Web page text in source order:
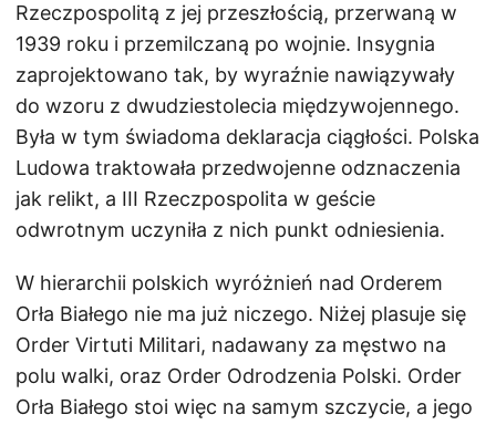
Rzeczpospolitą z jej przeszłością, przerwaną w
1939 roku i przemilczaną po wojnie. Insygnia
zaprojektowano tak, by wyraźnie nawiązywały
do wzoru z dwudziestolecia międzywojennego.
Była w tym świadoma deklaracja ciągłości. Polska
Ludowa traktowała przedwojenne odznaczenia
jak relikt, a III Rzeczpospolita w geście
odwrotnym uczyniła z nich punkt odniesienia.
W hierarchii polskich wyróżnień nad Orderem
Orła Białego nie ma już niczego. Niżej plasuje się
Order Virtuti Militari, nadawany za męstwo na
polu walki, oraz Order Odrodzenia Polski. Order
Orła Białego stoi więc na samym szczycie, a jego